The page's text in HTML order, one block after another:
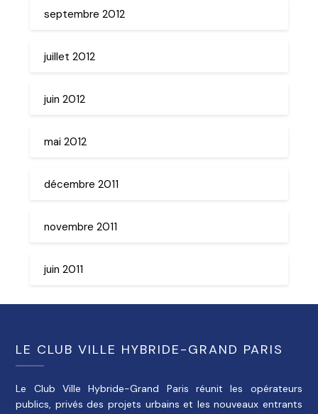
septembre 2012
juillet 2012
juin 2012
mai 2012
décembre 2011
novembre 2011
juin 2011
LE CLUB VILLE HYBRIDE-GRAND PARIS
Le Club Ville Hybride-Grand Paris réunit les opérateurs
publics, privés des projets urbains et les nouveaux entrants